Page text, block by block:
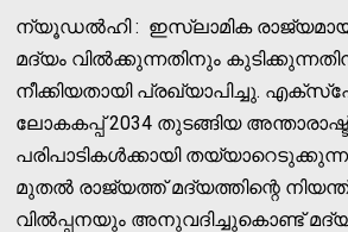
ന്യൂഡല്‍ഹി : ഇസ്ലാമിക
മദ്യം വില്‍ക്കുന്നതിനും
നീക്കിയതായി പ്രഖ്യാപിച്ചു.
ലോകകപ്പ് 2034 തുടങ്ങിയ
പരിപാടികള്‍ക്കായി തയ്യാറെടുക്കുന്ന
മുതല്‍ രാജ്യത്ത് മദ്യത്തിന്റെ
വില്‍പ്പനയും അനുവദിച്ചുകൊണ്ട്